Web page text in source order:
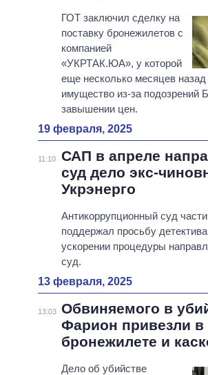
ГОТ заключил сделку на
поставку бронежилетов с
компанией
«УКРТАК.ЮА», у которой
еще несколько месяцев назад
имущество из-за подозрений
завышении цен.
19 февраля, 2025
11:10
САП в апреле
суд дело экс-
Укрэнерго
Антикоррупционный суд
поддержал просьбу
ускорении процедуры
суд.
13 февраля, 2025
13:03 Обвиняемого в
Фарион привезли в
бронежилете и
Дело об убийстве